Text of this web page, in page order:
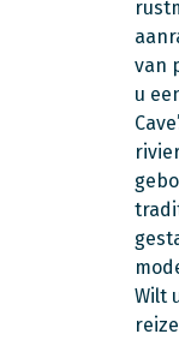
van
u
Wilt